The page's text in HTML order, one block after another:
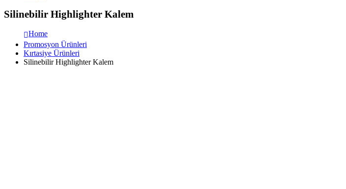
Silinebilir Highlighter Kalem
Home
Promosyon Ürünleri
Kırtasiye Ürünleri
Silinebilir Highlighter Kalem